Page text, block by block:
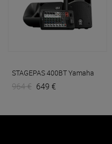
STAGEPAS 400BTYamaha
964 € 649 €